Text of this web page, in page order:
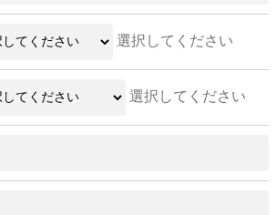
選択してください
選択してください